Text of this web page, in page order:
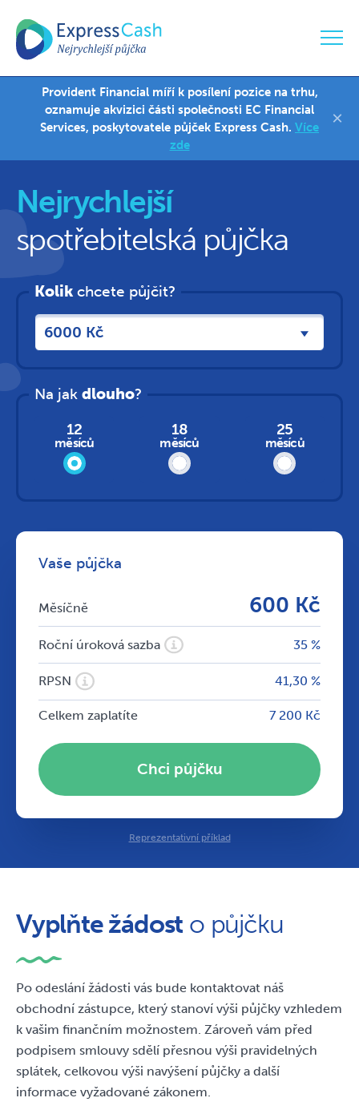
Mladá Boleslav
Jaroslava Polívková
774 420 545
Provident Financial míří k posílení pozice na trhu,
oznamuje akvizici části společnosti EC Financial
Services, poskytovatele půjček Express Cash. Více
zde
×
Nejrychlejší
spotřebitelská půjčka
Kolik chcete půjčit?
Na jakdlouho?
12
měsíců
18
měsíců
25
měsíců
Vaše půjčka
Měsíčně 600 Kč
Roční úroková sazba 35 %
RPSN 41,30 %
Celkem zaplatíte 7 200 Kč
Chci půjčku
Reprezentativní příklad
Žádost byla úspěšně
Vyplňte žádost o půjčku
Po odeslání žádosti vás bude kontaktovat náš
obchodní zástupce, který stanoví výši půjčky vzhledem
k vašim finančním možnostem. Zároveň vám před
podpisem smlouvy sdělí přesnou výši pravidelných
splátek, celkovou výši navýšení půjčky a další
informace vyžadované zákonem.